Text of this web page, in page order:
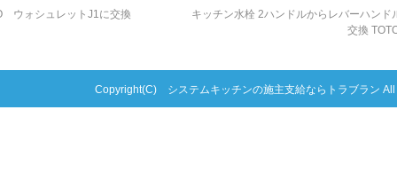
ウォシュレットJ1に交換
キッチン水栓 2ハンドルからレバーハンド
交換
Copyright(C) システムキッチンの施主支給ならトラブラン